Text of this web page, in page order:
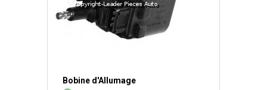
Bobine d'Allumage